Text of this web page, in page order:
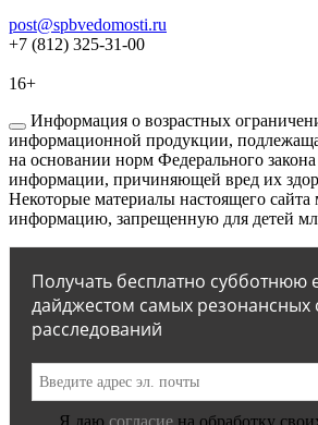
post@spbvedomosti.ru
+7 (812) 325-31-00
16+
Информация о возрастных
информационной продукции,
на основании норм Федерального
информации, причиняющей вред их
Некоторые материалы настоящего сайта
информацию, запрещенную для детей
Получать бесплатно субботнюю
дайджестом самых резонансных
расследований